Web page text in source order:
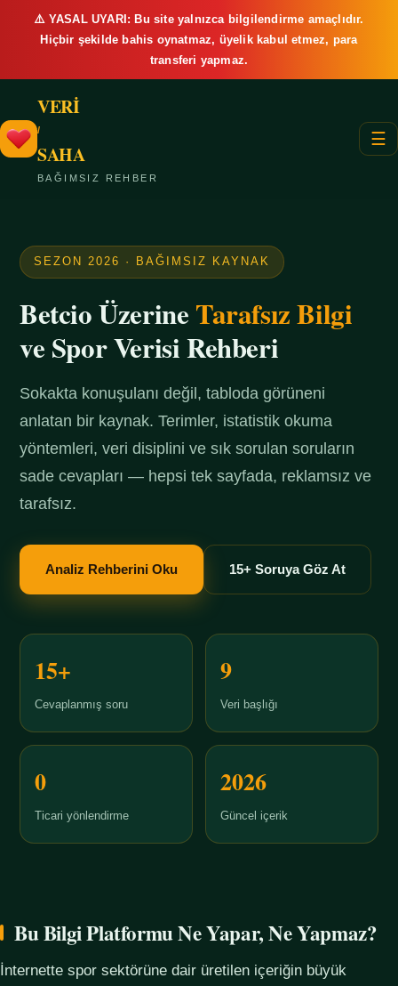
⚠️ YASAL UYARI: Bu site yalnızca bilgilendirme amaçlıdır.
Hiçbir şekilde bahis oynatmaz, üyelik kabul etmez, para
transferi yapmaz.
VERİ
/
SAHA
BAĞIMSIZ REHBER
☰
SEZON 2026 · BAĞIMSIZ KAYNAK
Betcio ÜzerineTarafsız Bilgi
ve Spor Verisi Rehberi
Sokakta konuşulanı değil, tabloda görüneni
anlatan bir kaynak. Terimler, istatistik okuma
yöntemleri, veri disiplini ve sık sorulan soruların
sade cevapları — hepsi tek sayfada, reklamsız ve
tarafsız.
Analiz Rehberini Oku 15+ Soruya Göz At
15+
Cevaplanmış soru
9
Veri başlığı
0
Ticari yönlendirme
2026
Güncel içerik
Bu Bilgi Platformu Ne Yapar, Ne Yapmaz?
İnternette spor sektörüne dair üretilen içeriğin büyük